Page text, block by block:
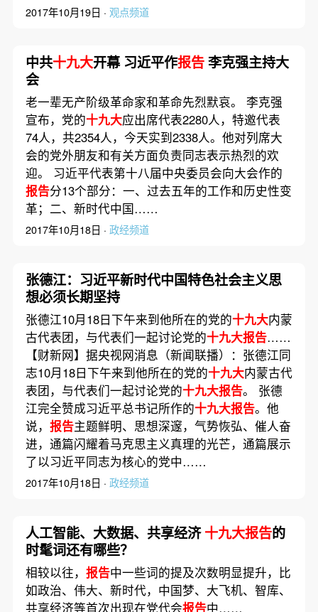
2017年10月19日 · 观点频道
中共十九大开幕 习近平作报告李克强主持大
会
老一辈无产阶级革命家和革命先烈默哀。 李克强
宣布，党的十九大应出席代表2280人，特邀代表
74人，共2354人，今天实到2338人。他对列席大
会的党外朋友和有关方面负责同志表示热烈的欢
迎。 习近平代表第十八届中央委员会向大会作的
报告分13个部分：一、过去五年的工作和历史性变
革；二、新时代中国……
2017年10月18日 · 政经频道
张德江：习近平新时代中国特色社会主义思
想必须长期坚持
张德江10月18日下午来到他所在的党的十九大内蒙
古代表团，与代表们一起讨论党的十九大报告……
【财新网】据央视网消息（新闻联播）：张德江同
志10月18日下午来到他所在的党的十九大内蒙古代
表团，与代表们一起讨论党的十九大报告。 张德
江完全赞成习近平总书记所作的十九大报告。他
说， 报告主题鲜明、思想深邃，气势恢弘、催人奋
进，通篇闪耀着马克思主义真理的光芒，通篇展示
了以习近平同志为核心的党中……
2017年10月18日 · 政经频道
人工智能、大数据、共享经济十九大报告的
时髦词还有哪些？
相较以往， 报告中一些词的提及次数明显提升，比
如政治、伟大、新时代，中国梦、大飞机、智库、
共享经济等首次出现在党代会报告中……